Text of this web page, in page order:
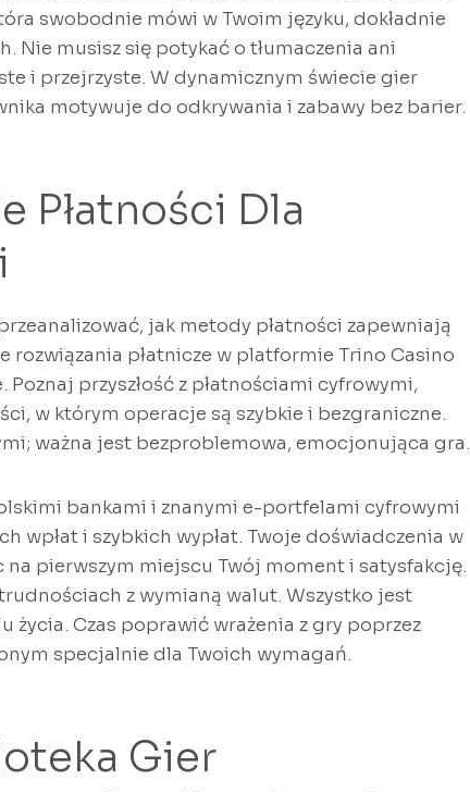
swobodnie mówi w Twoim języku, dokładnie
musisz się potykać o tłumaczenia ani
i przejrzyste. W dynamicznym świecie gier
motywuje do odkrywania i zabawy bez barier.
Płatności Dla
jak metody płatności zapewniają
rozwiązania płatnicze w platformie Trino Casino
przyszłość z płatnościami cyfrowymi,
w którym operacje są szybkie i bezgraniczne.
ważna jest bezproblemowa, emocjonująca gra.
bankami i znanymi e-portfelami cyfrowymi
wpłat i szybkich wypłat. Twoje doświadczenia w
pierwszym miejscu Twój moment i satysfakcję.
z wymianą walut. Wszystko jest
Czas poprawić wrażenia z gry poprzez
specjalnie dla Twoich wymagań.
Gier